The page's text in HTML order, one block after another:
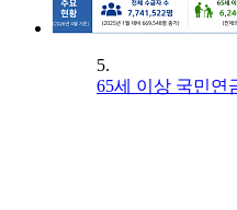
5.
65세 이상 국민연